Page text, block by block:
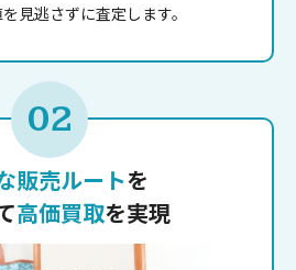
見逃さずに査定します。
02
販売ルートを
高価買取を実現